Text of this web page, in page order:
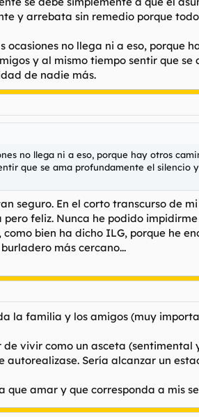
y arrebata sin remedio porque
no llega ni a eso, porque
y al mismo tiempo sentir que
de nadie más.
no llega ni a eso, porque hay otros
que se ama profundamente el silencio
seguro. En el corto transcurso de
feliz. Nunca he podido
bien ha dicho ILG, porque he
más cercano...
la familia y los amigos (muy
vivir como un asceta
Sería alcanzar un
amar y que corresponda a mis